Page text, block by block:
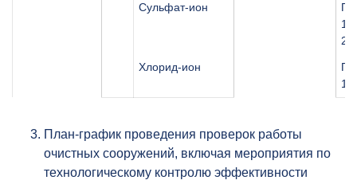
Сульфат-ион
Хлорид-ион
План-график проведения проверок работы
очистных сооружений, включая мероприятия по
технологическому контролю эффективности